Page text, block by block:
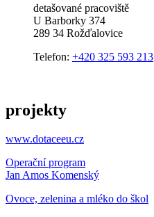
detašované pracoviště
U Barborky 374
289 34 Rožďalovice
Telefon: +420 325 593 213
projekty
www.dotaceeu.cz
Operační program
Jan Amos Komenský
Ovoce, zelenina a mléko do škol